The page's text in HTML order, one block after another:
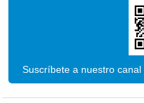
Suscríbete a nuestro